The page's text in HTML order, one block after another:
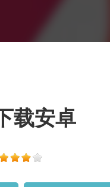
载安卓